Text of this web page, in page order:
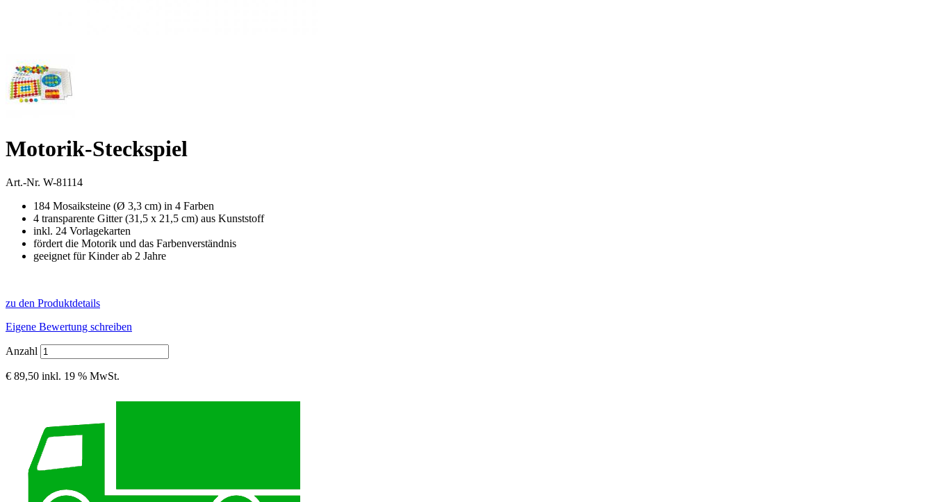
Motorik-Steckspiel
Art.-Nr. W-81114
184 Mosaiksteine (Ø 3,3 cm) in 4 Farben
4 transparente Gitter (31,5 x 21,5 cm) aus Kunststoff
inkl. 24 Vorlagekarten
fördert die Motorik und das Farbenverständnis
geeignet für Kinder ab 2 Jahre
zu den Produktdetails
Eigene Bewertung schreiben
Anzahl
€ 89,50 inkl. 19 % MwSt.